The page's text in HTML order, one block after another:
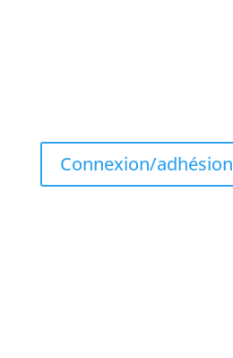
Connexion/adhésion